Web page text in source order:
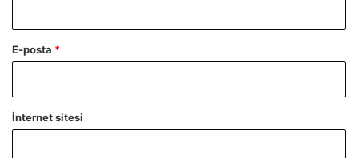
E-posta *
İnternet sitesi